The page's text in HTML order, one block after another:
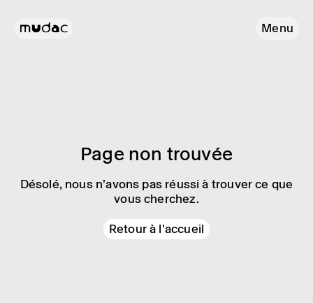
Menu
Page non trouvée
Désolé, nous n’avons pas réussi à trouver ce que
vous cherchez.
Retour à l'accueil